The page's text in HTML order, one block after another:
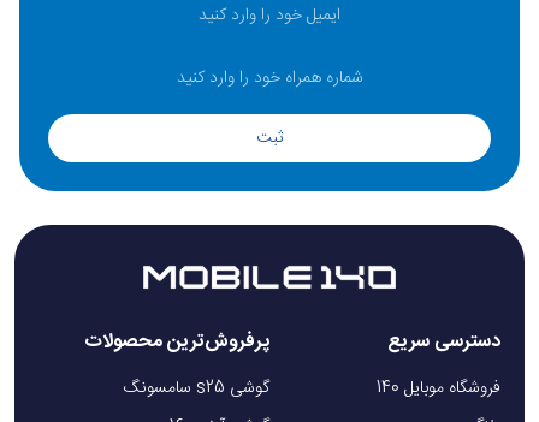
ثبت
دسترسی سریع
فروشگاه موبایل 140
پرفروش‌ترین محصولات
گوشی s25 سامسونگ